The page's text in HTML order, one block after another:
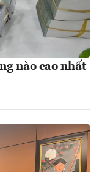
nào cao nhất